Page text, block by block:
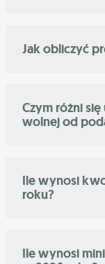
Jak obliczyć
Czym różni
wolnej od
Ile wynosi
roku?
Ile wynosi